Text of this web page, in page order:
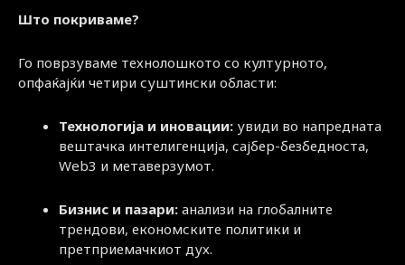
Што покриваме?
Го поврзуваме технолошкото со културното,
опфаќајќи четири суштински области:
Технологија и иновации: увиди во напредната
вештачка интелигенција, сајбер-безбедноста,
Web3 и метаверзумот.
Бизнис и пазари: анализи на глобалните
трендови, економските политики и
претприемачкиот дух.